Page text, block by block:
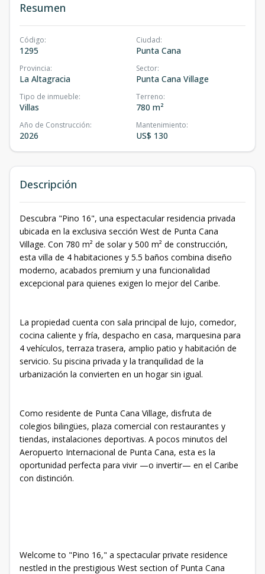
Resumen
Código:
1295
Ciudad:
Punta Cana
Provincia:
La Altagracia
Sector:
Punta Cana Village
Tipo de inmueble:
Villas
Terreno:
780 m²
Año de Construcción:
2026
Mantenimiento:
US$ 130
Descripción
Descubra "Pino 16", una espectacular residencia privada
ubicada en la exclusiva sección West de Punta Cana
Village. Con 780 m² de solar y 500 m² de construcción,
esta villa de 4 habitaciones y 5.5 baños combina diseño
moderno, acabados premium y una funcionalidad
excepcional para quienes exigen lo mejor del Caribe.
La propiedad cuenta con sala principal de lujo, comedor,
cocina caliente y fría, despacho en casa, marquesina para
4 vehículos, terraza trasera, amplio patio y habitación de
servicio. Su piscina privada y la tranquilidad de la
urbanización la convierten en un hogar sin igual.
Como residente de Punta Cana Village, disfruta de
colegios bilingües, plaza comercial con restaurantes y
tiendas, instalaciones deportivas. A pocos minutos del
Aeropuerto Internacional de Punta Cana, esta es la
oportunidad perfecta para vivir —o invertir— en el Caribe
con distinción.
Welcome to "Pino 16," a spectacular private residence
nestled in the prestigious West section of Punta Cana